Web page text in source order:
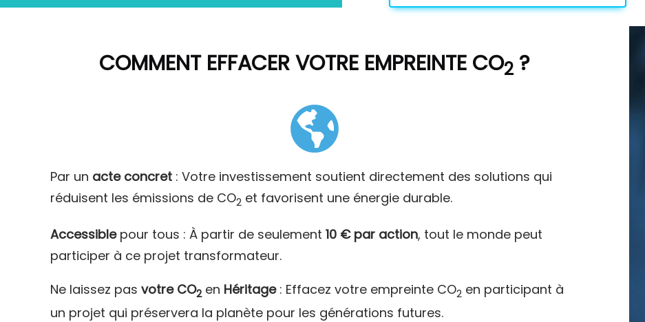
COMMENT EFFACER VOTRE EMPREINTE CO2 ?
Par un acte concret : Votre investissement soutient directement des solutions qui
réduisent les émissions de CO2 et favorisent une énergie durable.
Accessiblepour tous : À partir de seulement10 € par action, tout le monde peut
participer à ce projet transformateur.
Ne laissez pasvotre CO2 en Héritage: Effacez votre empreinte CO2 en participant à
un projet qui préservera la planète pour les générations futures.